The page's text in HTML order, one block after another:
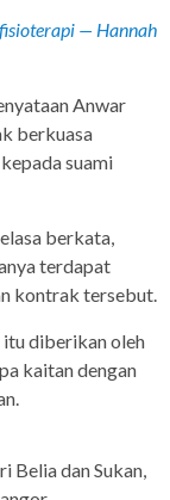
— Hannah
Anwar
berkuasa
suami
berkata,
terdapat
kontrak tersebut.
itu diberikan oleh
kaitan dengan
Belia dan Sukan,